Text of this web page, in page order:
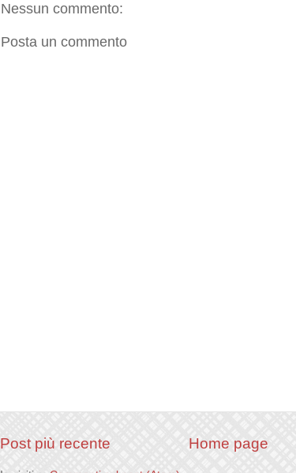
Nessun commento:
Posta un commento
Post più recente Home page